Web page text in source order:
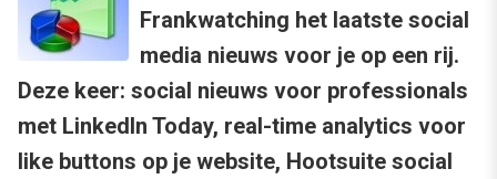
Frankwatching het laatste social
media nieuws voor je op een rij.
Deze keer: social nieuws voor professionals
met LinkedIn Today, real-time analytics voor
like buttons op je website, Hootsuite social